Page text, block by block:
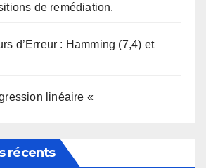
de remédiation.
d’Erreur : Hamming (7,4) et
linéaire «
récents